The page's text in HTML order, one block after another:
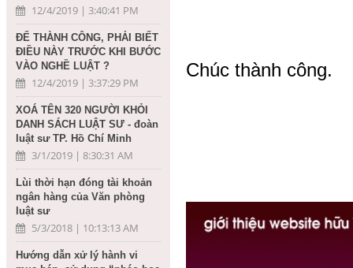
12/4/2019 | 3:40:41 PM
ĐỂ THÀNH CÔNG, PHẢI BIẾT
ĐIỀU NÀY TRƯỚC KHI BƯỚC
VÀO NGHỀ LUẬT ?
12/4/2019 | 3:37:29 PM
XOÁ TÊN 320 NGƯỜI KHỎI
DANH SÁCH LUẬT SƯ - đoàn
luật sư TP. Hồ Chí Minh
3/1/2019 | 8:30:31 AM
Lùi thời hạn đóng tài khoản
ngân hàng của Văn phòng
luật sư
5/3/2018 | 10:13:13 AM
Hướng dẫn xử lý hành vi
Chúc thành công.